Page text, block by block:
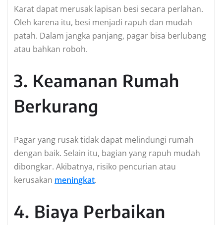
Karat dapat merusak lapisan besi secara perlahan.
Oleh karena itu, besi menjadi rapuh dan mudah
patah. Dalam jangka panjang, pagar bisa berlubang
atau bahkan roboh.
3. Keamanan Rumah
Berkurang
Pagar yang rusak tidak dapat melindungi rumah
dengan baik. Selain itu, bagian yang rapuh mudah
dibongkar. Akibatnya, risiko pencurian atau
kerusakan meningkat.
4. Biaya Perbaikan